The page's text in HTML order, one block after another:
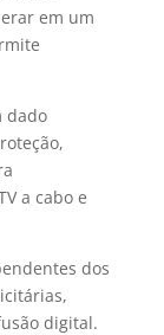
em um
dado
a cabo e
dos
digital.